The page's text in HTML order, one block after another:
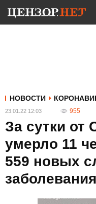
НОВОСТИ
23.01.22 12:03 955
За сутки от
умерло 11
559 новых